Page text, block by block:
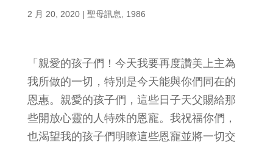
2 月 20, 2020| 聖母訊息 1986
「親愛的孩子們！今天我要再度讚美上主為
我所做的一切，特別是今天能與你們同在的
恩惠。親愛的孩子們，這些日子天父賜給那
些開放心靈的人特殊的恩寵。我祝福你們，
也渴望我的孩子們明瞭這些恩寵並將一切交